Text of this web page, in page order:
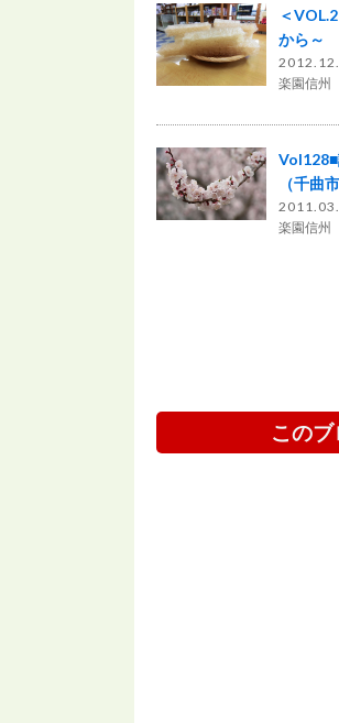
＜
から～
楽園信州
（千曲市
楽園信州
この